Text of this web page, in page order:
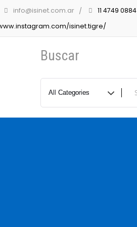
info@isinet.com.ar
11 4749 0884
isinet.tigre/
Buscar